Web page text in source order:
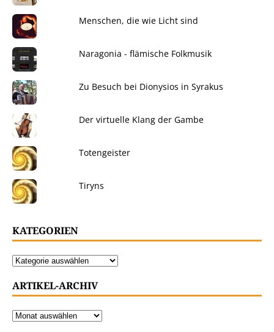
Menschen, die wie Licht sind
Naragonia - flämische Folkmusik
Zu Besuch bei Dionysios in Syrakus
Der virtuelle Klang der Gambe
Totengeister
Tiryns
KATEGORIEN
ARTIKEL-ARCHIV